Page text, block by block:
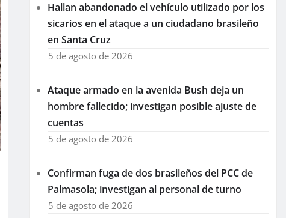
Hallan abandonado el vehículo utilizado por los
sicarios en el ataque a un ciudadano brasileño
en Santa Cruz
5 de agosto de 2026
Ataque armado en la avenida Bush deja un
hombre fallecido; investigan posible ajuste de
cuentas
5 de agosto de 2026
Confirman fuga de dos brasileños del PCC de
Palmasola; investigan al personal de turno
5 de agosto de 2026